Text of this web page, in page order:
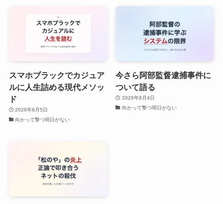
スマホブラックでカジュア
ルに人生詰める現代メソッ
ド
2026年8月5日
向かって撃つ明日がない
今さら阿部監督逮捕事件に
ついて語る
2026年8月4日
向かって撃つ明日がない